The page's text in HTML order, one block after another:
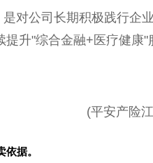
对公司长期积极践行企
提升"综合金融+医疗健康"
(平安产险
据。